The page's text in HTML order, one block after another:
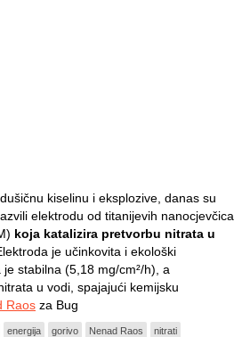
kiselinu i eksplozive, danas su
elektrodu od titanijevih nanocjevčica
koja katalizira pretvorbu nitrata u
je učinkovita i ekološki
stabilna (5,18 mg/cm²/h), a
u vodi, spajajući kemijsku
Raos za Bug
energija gorivo Nenad Raos nitrati